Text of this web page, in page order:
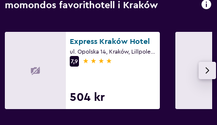
momondos favorithotell i Kraków
Express Kraków Hotel
7,9
4 stjärnor
504 kr